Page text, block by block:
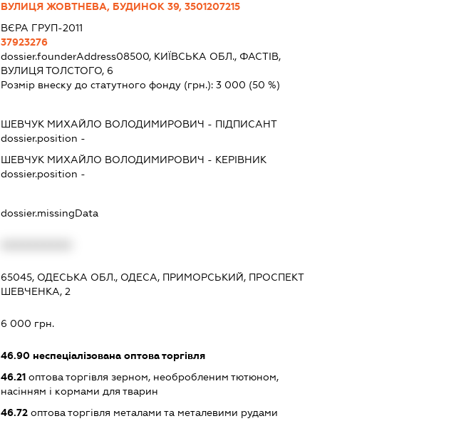
ВУЛИЦЯ ЖОВТНЕВА, БУДИНОК 39, 3501207215
ВЄРА ГРУП-2011
37923276
dossier.founderAddress08500, КИЇВСЬКА ОБЛ., ФАСТІВ,
ВУЛИЦЯ ТОЛСТОГО, 6
Розмір внеску до статутного фонду (грн.):3 000 (50 %)
ШЕВЧУК МИХАЙЛО ВОЛОДИМИРОВИЧ - ПІДПИСАНТ
dossier.position -
ШЕВЧУК МИХАЙЛО ВОЛОДИМИРОВИЧ - КЕРІВНИК
dossier.position -
dossier.missingData
65045, ОДЕСЬКА ОБЛ., ОДЕСА, ПРИМОРСЬКИЙ, ПРОСПЕКТ
ШЕВЧЕНКА, 2
6 000 грн.
46.90 неспеціалізована оптова торгівля
46.21 оптова торгівля зерном, необробленим тютюном,
насінням і кормами для тварин
46.72 оптова торгівля металами та металевими рудами